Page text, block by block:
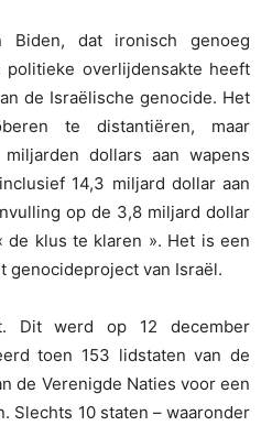
Biden, dat ironisch genoeg
overlijdensakte heeft
de Israëlische genocide. Het
te distantiëren, maar
dollars aan wapens
14,3 miljard dollar aan
op de 3,8 miljard dollar
de klus te klaren ». Het is een
genocideproject van Israël.
Dit werd op 12 december
toen 153 lidstaten van de
de Verenigde Naties voor een
Slechts 10 staten – waaronder